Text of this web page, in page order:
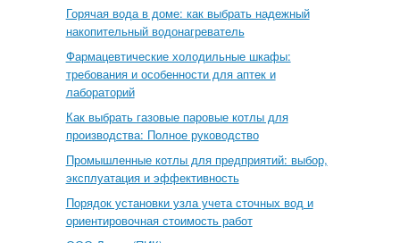
Горячая вода в доме: как выбрать надежный
накопительный водонагреватель
Фармацевтические холодильные шкафы:
требования и особенности для аптек и
лабораторий
Как выбрать газовые паровые котлы для
производства: Полное руководство
Промышленные котлы для предприятий: выбор,
эксплуатация и эффективность
Порядок установки узла учета сточных вод и
ориентировочная стоимость работ